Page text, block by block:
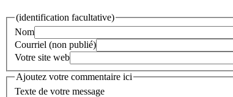
(identification facultative)
Nom
Courriel (non publié)
Votre site web
Ajoutez votre commentaire ici
Texte de votre message